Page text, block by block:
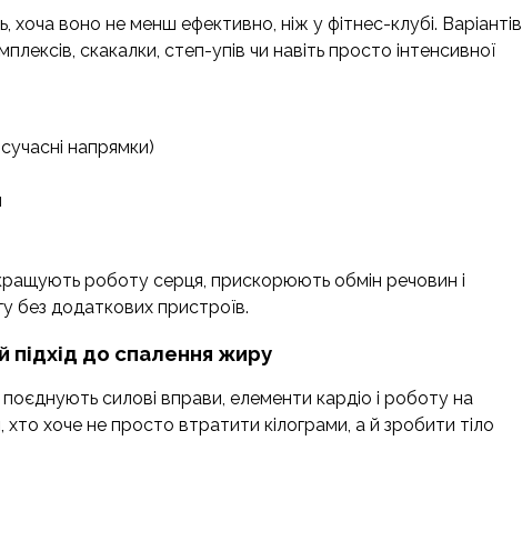
воно не менш ефективно, ніж у фітнес-клубі. Варіантів
скакалки, степ-упів чи навіть просто інтенсивної
напрямки)
роботу серця, прискорюють обмін речовин і
без додаткових пристроїв.
підхід до спалення жиру
силові вправи, елементи кардіо і роботу на
хто хоче не просто втратити кілограми, а й зробити тіло